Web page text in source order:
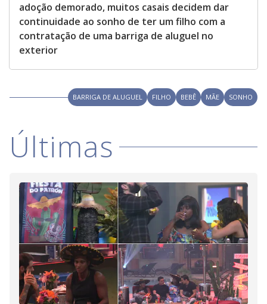
adoção demorado, muitos casais decidem dar
continuidade ao sonho de ter um filho com a
contratação de uma barriga de aluguel no
exterior
BARRIGA DE ALUGUEL FILHO BEBÊ MÃE SONHO
Últimas